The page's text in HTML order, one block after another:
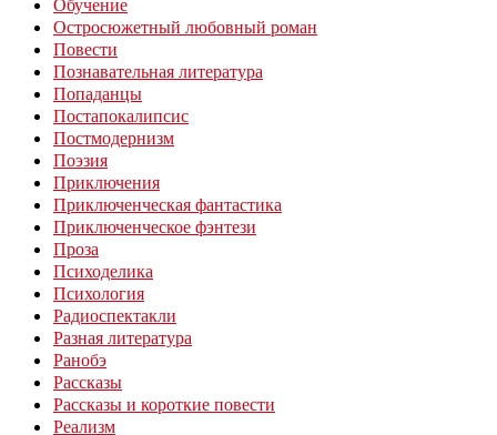
Обучение
Остросюжетный любовный роман
Повести
Познавательная литература
Попаданцы
Постапокалипсис
Постмодернизм
Поэзия
Приключения
Приключенческая фантастика
Приключенческое фэнтези
Проза
Психоделика
Психология
Радиоспектакли
Разная литература
Ранобэ
Рассказы
Рассказы и короткие повести
Реализм